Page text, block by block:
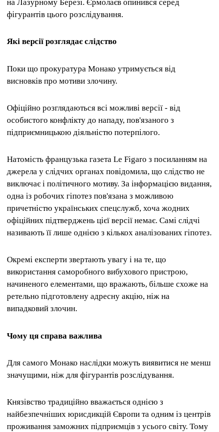
на Лазурному Березі. Єрмолаєв опинився серед
фігурантів цього розслідування.
Які версії розглядає слідство
Поки що прокуратура Монако утримується від
висновків про мотиви злочину.
Офіційно розглядаються всі можливі версії - від
особистого конфлікту до нападу, пов'язаного з
підприємницькою діяльністю потерпілого.
Натомість французька газета Le Figaro з посиланням на
джерела у слідчих органах повідомила, що слідство не
виключає і політичного мотиву. За інформацією видання,
одна із робочих гіпотез пов'язана з можливою
причетністю українських спецслужб, хоча жодних
офіційних підтверджень цієї версії немає. Самі слідчі
називають її лише однією з кількох аналізованих гіпотез.
Окремі експерти звертають увагу і на те, що
використання саморобного вибухового пристрою,
начиненого елементами, що вражають, більше схоже на
ретельно підготовлену адресну акцію, ніж на
випадковий злочин.
Чому ця справа важлива
Для самого Монако наслідки можуть виявитися не менш
значущими, ніж для фігурантів розслідування.
Князівство традиційно вважається однією з
найбезпечніших юрисдикцій Європи та одним із центрів
проживання заможних підприємців з усього світу. Тому